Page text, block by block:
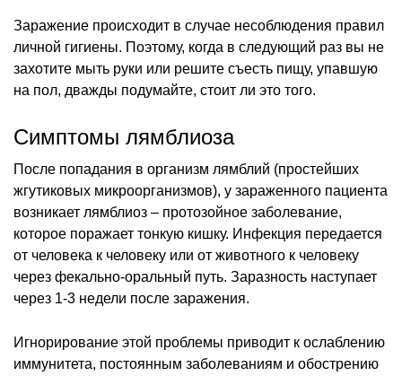
Заражение происходит в случае несоблюдения правил
личной гигиены. Поэтому, когда в следующий раз вы не
захотите мыть руки или решите съесть пищу, упавшую
на пол, дважды подумайте, стоит ли это того.
Симптомы лямблиоза
После попадания в организм лямблий (простейших
жгутиковых микроорганизмов), у зараженного пациента
возникает лямблиоз – протозойное заболевание,
которое поражает тонкую кишку. Инфекция передается
от человека к человеку или от животного к человеку
через фекально-оральный путь. Заразность наступает
через 1-3 недели после заражения.
Игнорирование этой проблемы приводит к ослаблению
иммунитета, постоянным заболеваниям и обострению